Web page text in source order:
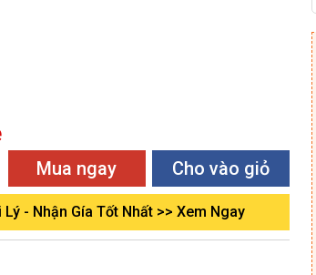
Mua ngay Cho vào giỏ
- Nhận Gía Tốt Nhất >> Xem Ngay